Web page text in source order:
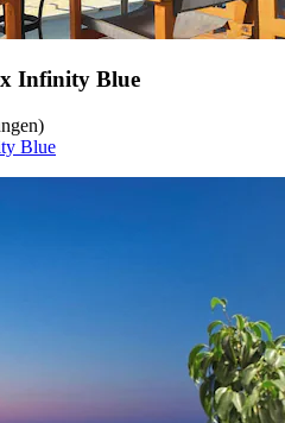
Infinity Blue
Blue